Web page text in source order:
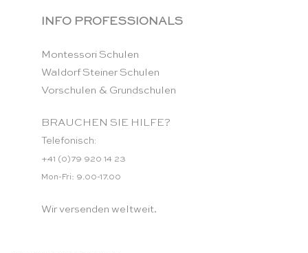
INFO PROFESSIONALS
Montessori Schulen
Waldorf Steiner Schulen
Vorschulen & Grundschulen
BRAUCHEN SIE HILFE?
Telefonisch:
+41 (0)79 920 14 23
Mon-Fri: 9.00-17.00
Wir versenden weltweit.